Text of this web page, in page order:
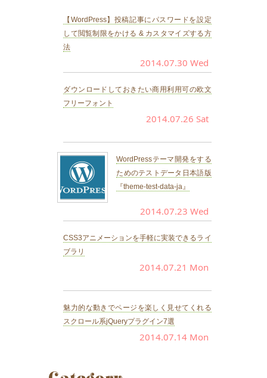
【WordPress】投稿記事にパスワードを設定
して閲覧制限をかける & カスタマイズする方
法
2014.07.30 Wed
ダウンロードしておきたい商用利用可の欧文
フリーフォント
2014.07.26 Sat
WordPressテーマ開発をする
ためのテストデータ日本語版
『theme-test-data-ja』
2014.07.23 Wed
CSS3アニメーションを手軽に実装できるライ
ブラリ
2014.07.21 Mon
魅力的な動きでページを楽しく見せてくれる
スクロール系jQueryプラグイン7選
2014.07.14 Mon